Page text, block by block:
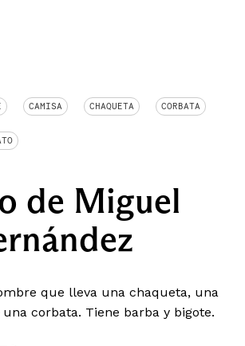
CAMISA CHAQUETA CORBATA
de Miguel
que lleva una chaqueta, una
corbata. Tiene barba y bigote.